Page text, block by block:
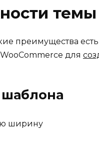
темы
преимущества
для
шаблона
ширину